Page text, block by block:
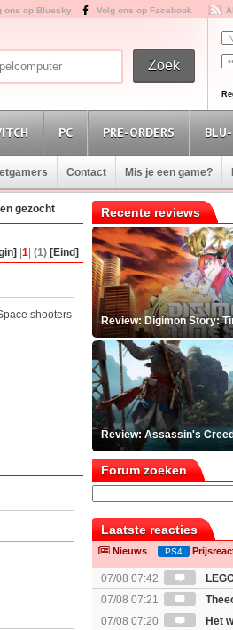
ons op Bluesky Volg ons op Facebook
PC PRE-ORDERS BLU-
Contact Mis je een game?
gezocht
1 (1) [Eind]
shooters
Recente reviews
Review: Digimon Story:
Review: Assassin's
Forum zoeken
Laatste reacties
Nieuws PS4
07/08 07:42
07/08 07:21
07/08 07:20
Het